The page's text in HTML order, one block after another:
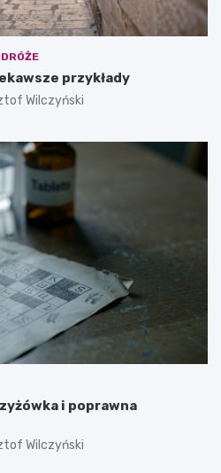
przykłady
Wilczyński
i poprawna
Wilczyński